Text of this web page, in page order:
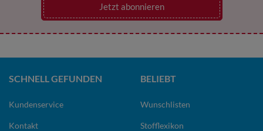
Jetzt abonnieren
SCHNELL GEFUNDEN
Kundenservice
Kontakt
BELIEBT
Wunschlisten
Stofflexikon